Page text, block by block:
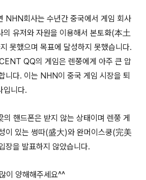
NHN회사는 수년간 중국에서 게임 회사
의 유저와 자원을 이용해서 본토화(本土
못했으며 목표에 달성하지 못했습니다.
QQ의 게임은 렌쭝에게 아주 큰 압
니다. 이는 NHN이 중국 게임 시장을 퇴
입니다.
핸드폰은 받지 않는 상태이며 렌쭝 게
이 있는 썽따(盛大)와 완머이스쿵(完美
장을 발표하지 않았습니다.
이 양해해주세요^^